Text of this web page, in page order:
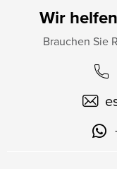
Wir
Brauchen Sie